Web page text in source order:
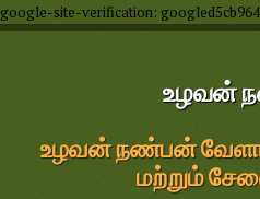
google-site-verification:
உழவன்
உழவன் நண்பன்
மற்றும்